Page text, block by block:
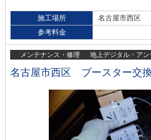
施工場所
名古屋市西区
参考料金
メンテナンス・修理 地上デジタル・ア
名古屋市西区 ブースター交